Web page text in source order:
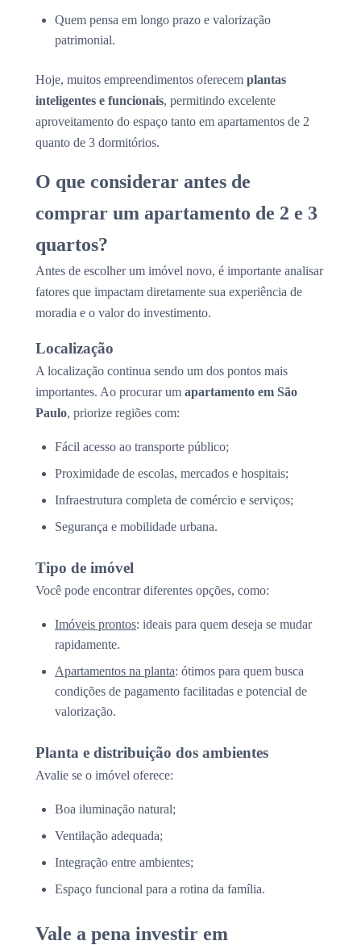
Quem pensa em longo prazo e valorização
patrimonial.
Hoje, muitos empreendimentos oferecem plantas
inteligentes e funcionais, permitindo excelente
aproveitamento do espaço tanto em apartamentos de 2
quanto de 3 dormitórios.
O que considerar antes de
comprar um apartamento de 2 e 3
quartos?
Antes de escolher um imóvel novo, é importante analisar
fatores que impactam diretamente sua experiência de
moradia e o valor do investimento.
Localização
A localização continua sendo um dos pontos mais
importantes. Ao procurar um apartamento em São
Paulo, priorize regiões com:
Fácil acesso ao transporte público;
Proximidade de escolas, mercados e hospitais;
Infraestrutura completa de comércio e serviços;
Segurança e mobilidade urbana.
Tipo de imóvel
Você pode encontrar diferentes opções, como:
Imóveis prontos: ideais para quem deseja se mudar
rapidamente.
Apartamentos na planta: ótimos para quem busca
condições de pagamento facilitadas e potencial de
valorização.
Planta e distribuição dos ambientes
Avalie se o imóvel oferece:
Boa iluminação natural;
Ventilação adequada;
Integração entre ambientes;
Espaço funcional para a rotina da família.
Vale a pena investir em